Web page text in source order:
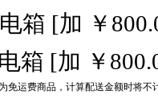
箱 [加 ￥
箱 [加 ￥
免运费商品，计算配送金额时将不